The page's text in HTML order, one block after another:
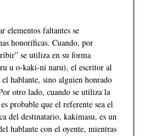
elementos faltantes se
honoríficas. Cuando, por
se utiliza en su forma
u o-kaki-ni naru), el escritor al
el hablante, sino alguien honrado
otro lado, cuando se utiliza la
probable que el referente sea el
del destinatario, kakimasu, es un
hablante con el oyente, mientras